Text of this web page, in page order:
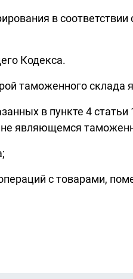
в
Кодекса.
таможенного склада
в пункте 4 статьи
не являющемся
с товарами,